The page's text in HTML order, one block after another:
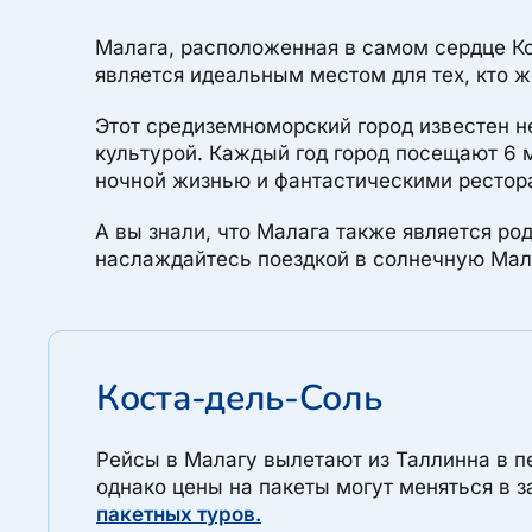
Малага, расположенная в самом сердце
является идеальным местом для тех, кто
Этот средиземноморский город
культурой. Каждый год город посещают 6
ночной жизнью и фантастическими
А вы знали, что Малага также является
наслаждайтесь поездкой в солнечную
Коста-дель-Соль
Рейсы в Малагу вылетают из Таллинна в
однако цены на пакеты могут меняться в
пакетных туров.